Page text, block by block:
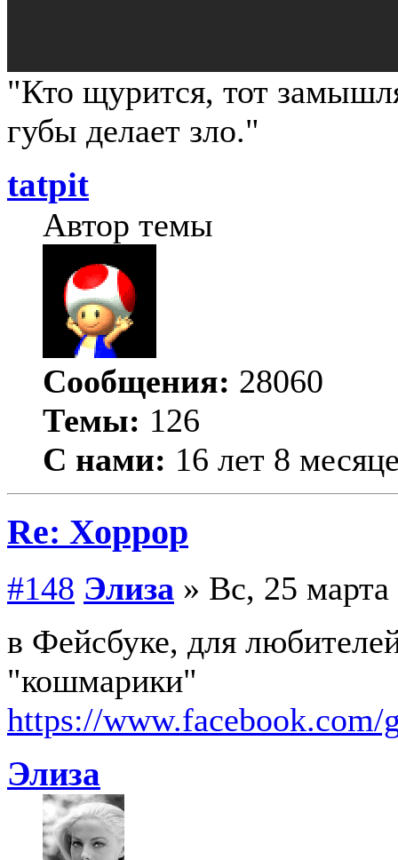
"Кто щурится, тот
губы делает зло."
tatpit
Автор темы
Сообщения: 28060
Темы: 126
С нами: 16 лет 8
Re: Хоррор
#148 Элиза » Вс, 25
в Фейсбуке, для
"кошмарики"
https://www.facebook.com/
Элиза